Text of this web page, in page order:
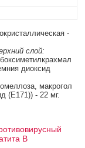
-
слой:
диоксид
макрогол
(Е171)) - 22 мг.
В